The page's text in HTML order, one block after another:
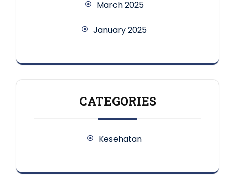
March 2025
January 2025
CATEGORIES
Kesehatan